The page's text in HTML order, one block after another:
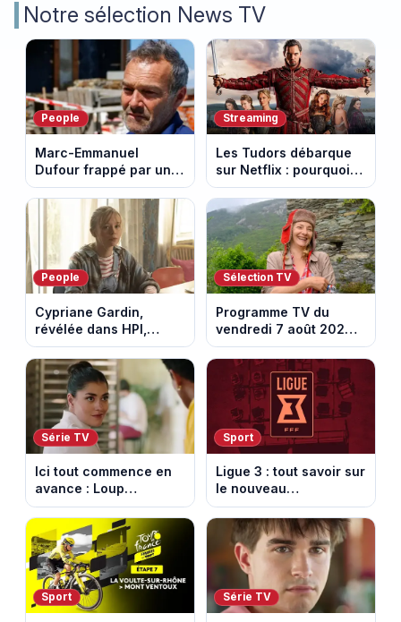
Notre sélection News TV
People
Marc-Emmanuel
Dufour frappé par un
terrible incendie : son
chalet part en fumée
Streaming
Les Tudors débarque
sur Netflix : pourquoi la
série n’a rien perdu de
son pouvoir
People
Cypriane Gardin,
révélée dans HPI,
lance une cagnotte
après des difficultés
financières
Sélection TV
Programme TV du
vendredi 7 août 2026 :
notre sélection pour
votre soirée télé
Série TV
Ici tout commence en
avance : Loup
découvre la trahison
de Bianca. Episode du
10 août 2026 (spoiler)
Sport
Ligue 3 : tout savoir sur
le nouveau
championnat qui
succède au National
Sport Série TV